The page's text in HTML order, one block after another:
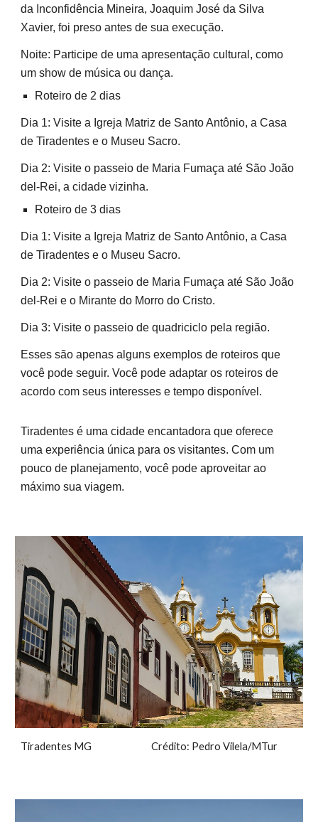
da Inconfidência Mineira, Joaquim José da Silva
Xavier, foi preso antes de sua execução.
Noite: Participe de uma apresentação cultural, como
um show de música ou dança.
Roteiro de 2 dias
Dia 1: Visite a Igreja Matriz de Santo Antônio, a Casa
de Tiradentes e o Museu Sacro.
Dia 2: Visite o passeio de Maria Fumaça até São João
del-Rei, a cidade vizinha.
Roteiro de 3 dias
Dia 1: Visite a Igreja Matriz de Santo Antônio, a Casa
de Tiradentes e o Museu Sacro.
Dia 2: Visite o passeio de Maria Fumaça até São João
del-Rei e o Mirante do Morro do Cristo.
Dia 3: Visite o passeio de quadriciclo pela região.
Esses são apenas alguns exemplos de roteiros que
você pode seguir. Você pode adaptar os roteiros de
acordo com seus interesses e tempo disponível.
Tiradentes é uma cidade encantadora que oferece
uma experiência única para os visitantes. Com um
pouco de planejamento, você pode aproveitar ao
máximo sua viagem.
Tiradentes MG Crédito: Pedro Vilela/MTur